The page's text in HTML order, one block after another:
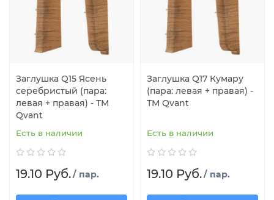
Заглушка Q15 Ясень
серебристый (пара:
левая + правая) - ТМ
Qvant
Есть в наличии
19.10 Руб./ пар.
Заглушка Q17 Кумару
(пара: левая + правая) -
ТМ Qvant
Есть в наличии
19.10 Руб./ пар.